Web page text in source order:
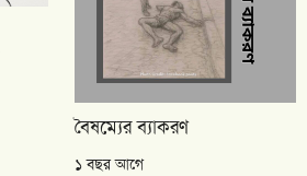
বৈষম্যের ব্যাকরণ
১ বছর আগে